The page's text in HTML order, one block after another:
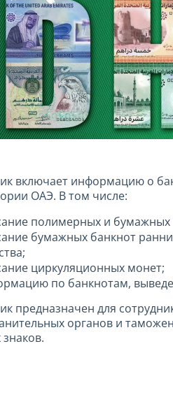
включает информацию о
ОАЭ. В том числе:
полимерных и
бумажных банкнот
циркуляционных монет;
по банкнотам,
предназначен для
органов и